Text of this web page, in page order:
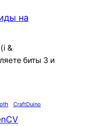
на
&
биты 3 и
CraftDuino